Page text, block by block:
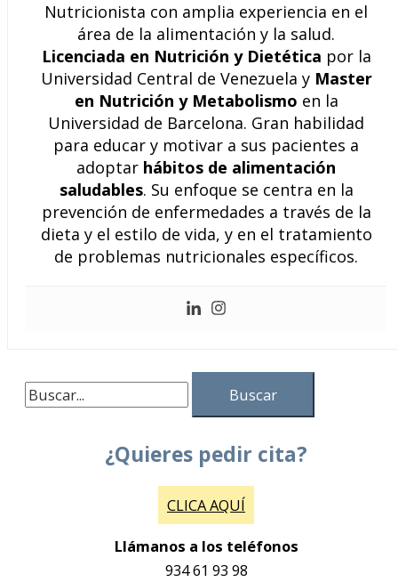
Nutricionista con amplia experiencia en el
área de la alimentación y la salud.
Licenciada en Nutrición y Dietética por la
Universidad Central de Venezuela y Master
en Nutrición y Metabolismo en la
Universidad de Barcelona. Gran habilidad
para educar y motivar a sus pacientes a
adoptar hábitos de alimentación
saludables. Su enfoque se centra en la
prevención de enfermedades a través de la
dieta y el estilo de vida, y en el tratamiento
de problemas nutricionales específicos.
¿Quieres pedir cita?
CLICA AQUÍ
Llámanos a los teléfonos
934 61 93 98